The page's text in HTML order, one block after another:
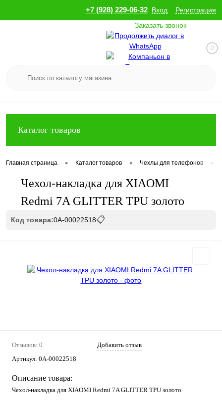
+7 (928) 229-06-32 Вход
Регистрация
Заказать звонок
0
Каталог товаров
Главная страница • Каталог товаров • Чехлы для телефонов •
Чехол-накладка для XIAOMI
Redmi 7A GLITTER TPU золото
Код товара:0А-00022518📋
Отзывов: 0
Добавить отзыв
Артикул: 0А-00022518
Описание товара:
Чехол-накладка для XIAOMI Redmi 7A GLITTER TPU золото